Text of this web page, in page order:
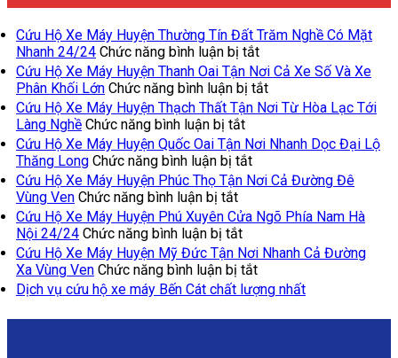
Cứu Hộ Xe Máy Huyện Thường Tín Đất Trăm Nghề Có Mặt
Nhanh 24/24 Chức năng bình luận bị tắtở
Cứu
Hộ
Xe
Máy
Huyện
Thường
Đất
Nghề
Mặt
24/24
Cứu Hộ Xe Máy Huyện Thanh Oai Tận Nơi Cả Xe Số Và Xe
Phân Khối Lớn Chức năng bình luận bị tắtở
Cứu
Xe
Máy
Huyện
Thanh
Tận
Cả
Số
Xe
Cứu Hộ Xe Máy Huyện Thạch Thất Tận Nơi Từ Hòa Lạc Tới
Làng Nghề Chức năng bình luận bị tắtở
Cứu
Hộ
Xe
Máy
Huyện
Thạch
Tận
Nơi
Từ
Cứu Hộ Xe Máy Huyện Quốc Oai Tận Nơi Nhanh Dọc Đại Lộ
Thăng Long Chức năng bình luận bị tắtở
Cứu
Xe
Máy
Huyện
Quốc
Oai
Tận
Cứu Hộ Xe Máy Huyện Phúc Thọ Tận Nơi Cả Đường Đê
Vùng Ven Chức năng bình luận bị tắtở
Cứu
Hộ
Xe
Máy
Huyện
Phúc
Cứu Hộ Xe Máy Huyện Phú Xuyên Cửa Ngõ Phía Nam Hà
Nội 24/24 Chức năng bình luận bị tắtở
Cứu
Hộ
Xe
Máy
Huyện
Cứu Hộ Xe Máy Huyện Mỹ Đức Tận Nơi Nhanh Cả Đường
Xa Vùng Ven Chức năng bình luận bị tắtở
Cứu
Hộ
Xe
Dịch vụ cứu hộ xe máy Bến Cát chất lượng nhấtKhông
bình